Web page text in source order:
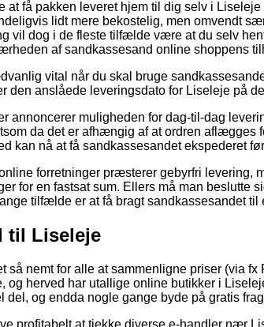
at få pakken leveret hjem til dig selv i
lidt mere bekostelig, men omvendt
vil dog i de fleste tilfælde være at du selv
af sandkassesand online shoppens
vital når du skal bruge
den anslåede leveringsdato for Liseleje på
annoncerer muligheden for dag-til-dag
da det er afhængig af at ordren aflægges
kan nå at få sandkassesandet ekspederet
forretninger præsterer gebyrfri levering,
for en fastsat sum. Ellers må man beslutte
tilfælde er at få bragt sandkassesandet til
til Liseleje
så nemt for alle at sammenligne priser (via
og herved har utallige online butikker i
del, og endda nogle gange byde på gratis
profitabelt at tjekke diverse e-handler nær